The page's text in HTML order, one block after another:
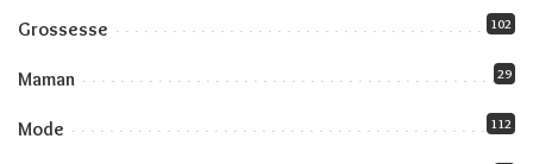
Grossesse 102
Maman 29
Mode 112